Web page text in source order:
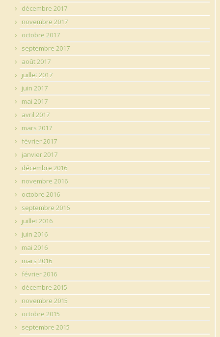
décembre 2017
novembre 2017
octobre 2017
septembre 2017
août 2017
juillet 2017
juin 2017
mai 2017
avril 2017
mars 2017
février 2017
janvier 2017
décembre 2016
novembre 2016
octobre 2016
septembre 2016
juillet 2016
juin 2016
mai 2016
mars 2016
février 2016
décembre 2015
novembre 2015
octobre 2015
septembre 2015